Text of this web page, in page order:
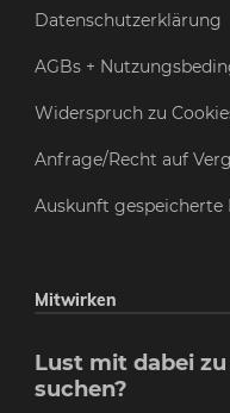
Datenschutzerklärung
AGBs +
Widerspruch zu
Anfrage/Recht auf
Auskunft gespeicherte
Mitwirken
Lust mit dabei
suchen?